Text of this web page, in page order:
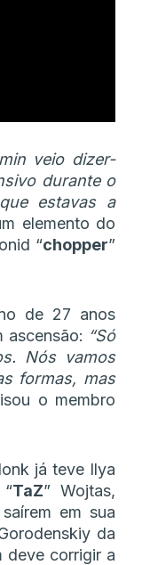
veio dizer-
durante o
estavas a
elemento do
“chopper”
de 27 anos
ascensão: “Só
Nós vamos
formas, mas
o membro
já teve Ilya
TaZ” Wojtas,
em sua
da
corrigir a